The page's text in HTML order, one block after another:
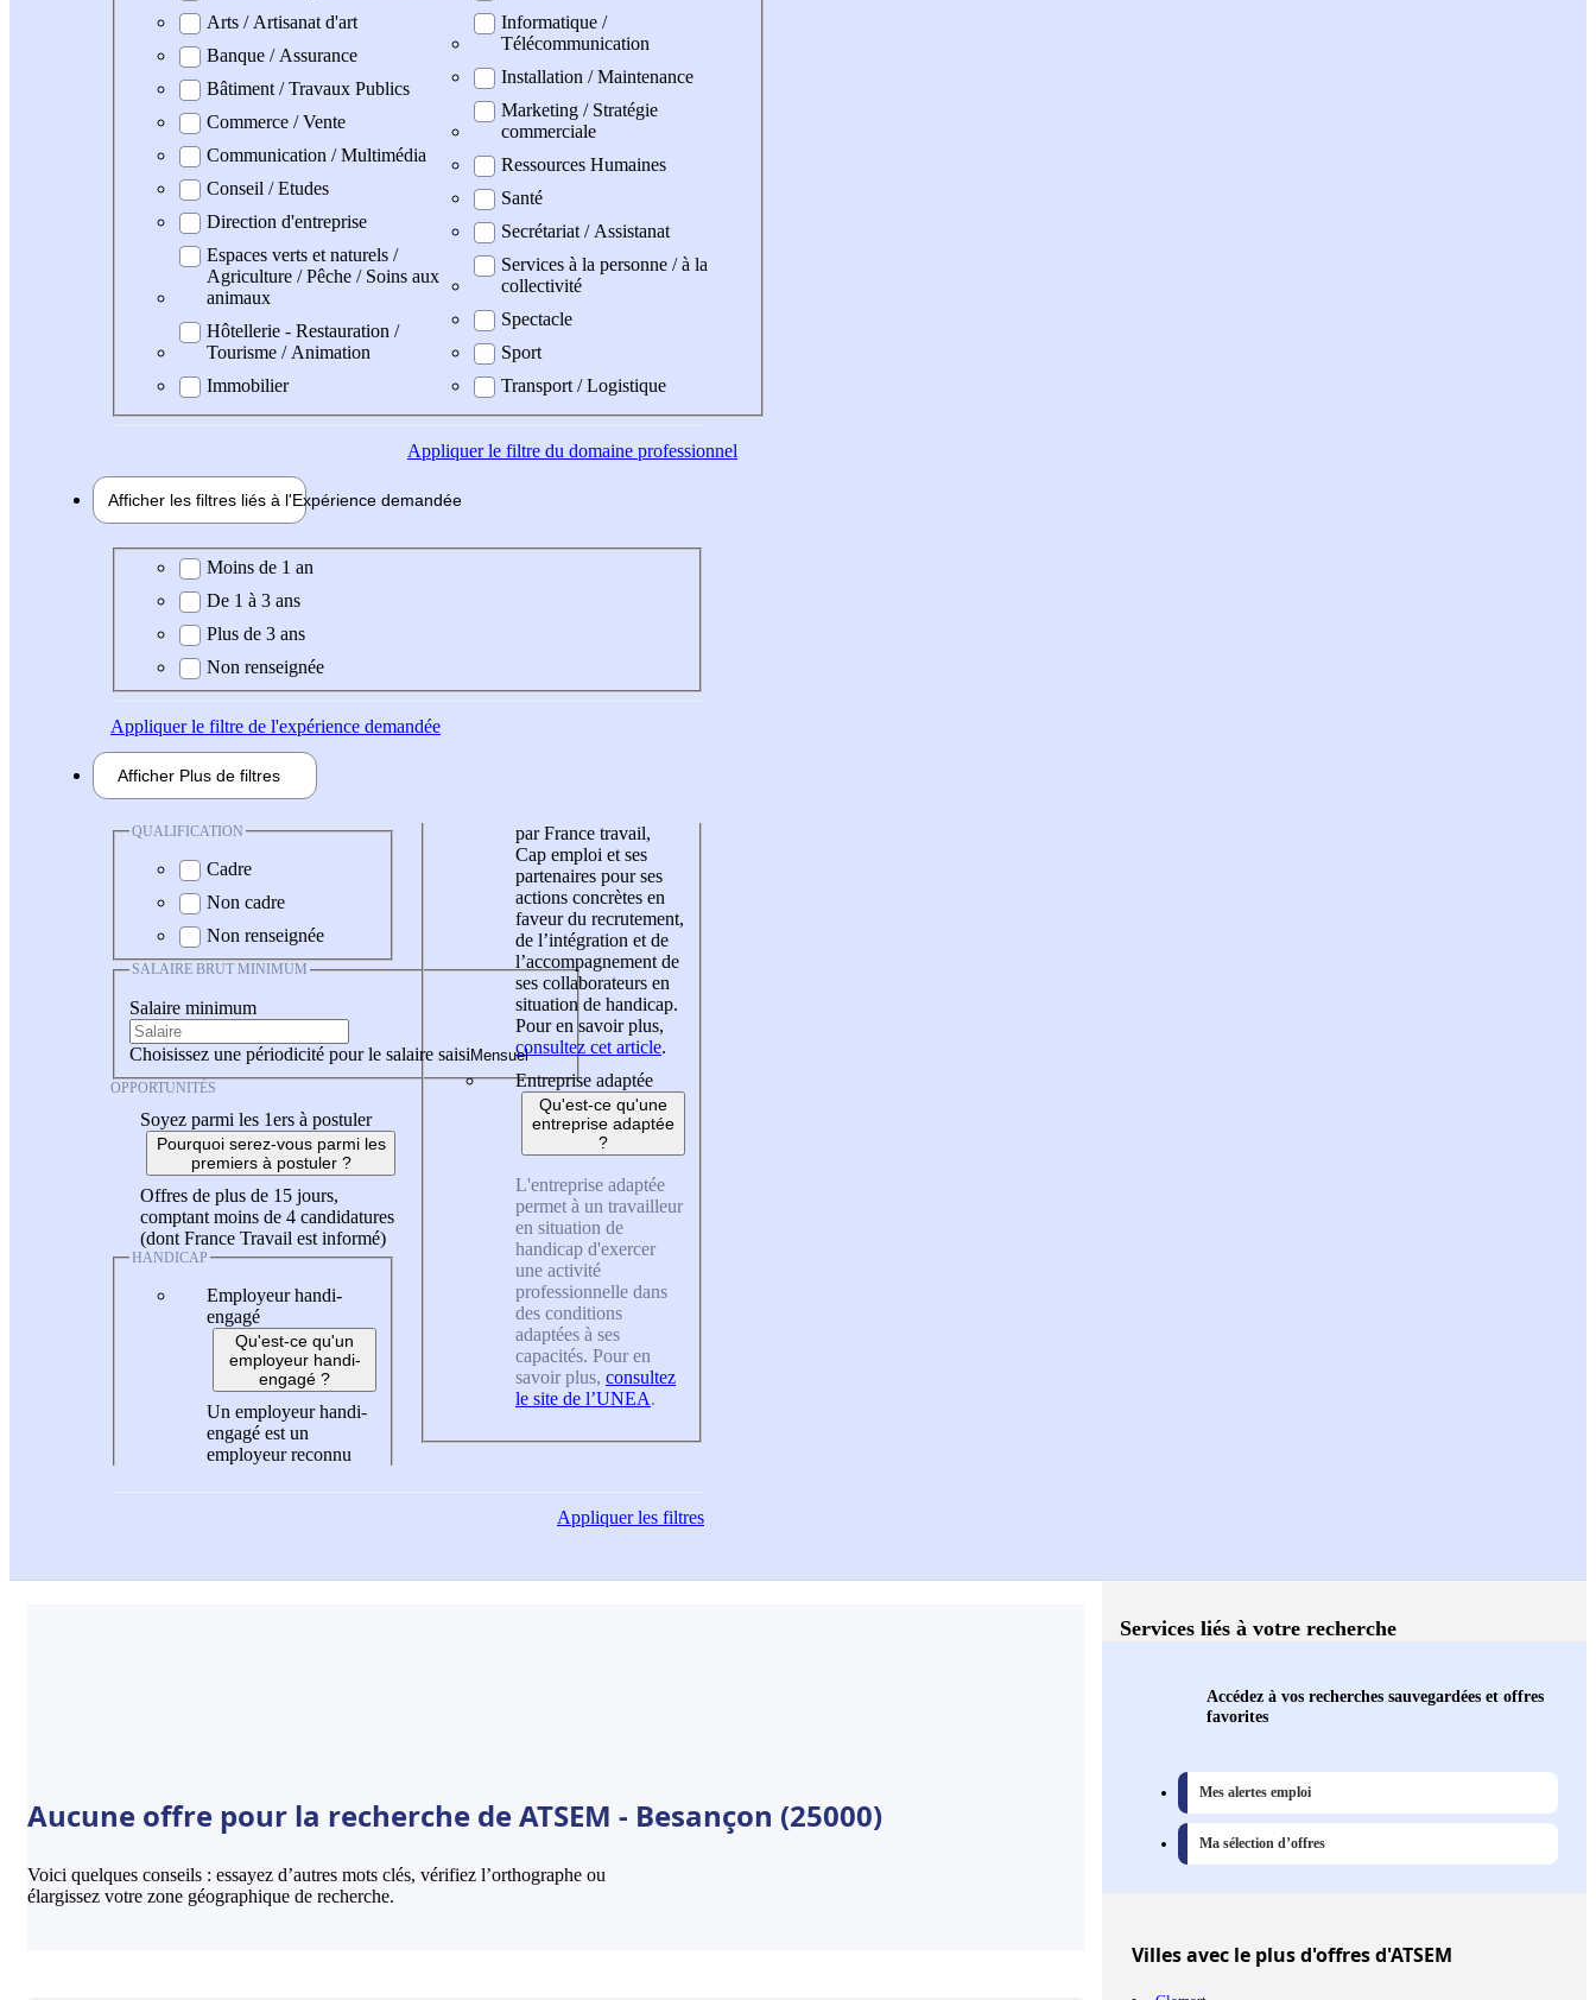
Arts / Artisanat d'art
Banque / Assurance
Bâtiment / Travaux Publics
Commerce / Vente
Communication / Multimédia
Conseil / Etudes
Direction d'entreprise
Espaces verts et naturels /
Agriculture / Pêche / Soins aux
animaux
Hôtellerie - Restauration /
Tourisme / Animation
Immobilier
Informatique /
Télécommunication
Installation / Maintenance
Marketing / Stratégie
commerciale
Ressources Humaines
Santé
Secrétariat / Assistanat
Services à la personne / à la
collectivité
Spectacle
Sport
Transport / Logistique
Appliquerle filtre du domaine professionnel
Afficher les filtres liés à l'Expérience demandée
Expérience demandée
Moins de 1 an
De 1 à 3 ans
Plus de 3 ans
Non renseignée
Appliquerle filtre de l'expérience demandée
Afficher Plus de filtres
QUALIFICATION
Cadre
Non cadre
Non renseignée
SALAIRE BRUT MINIMUM
Salaire minimum
Choisissez une périodicité pour le salaire saisi
OPPORTUNITÉS
Soyez parmi les 1ers à postuler
Pourquoi serez-vous parmi les
premiers à postuler ?
Offres de plus de 15 jours,
comptant moins de 4 candidatures
(dont France Travail est informé)
HANDICAP
Employeur handi-
engagé
Qu'est-ce qu'un
employeur handi-
engagé ?
Un employeur handi-
engagé est un
employeur reconnu
par France travail,
Cap emploi et ses
partenaires pour ses
actions concrètes en
faveur du recrutement,
de l’intégration et de
l’accompagnement de
ses collaborateurs en
situation de handicap.
Pour en savoir plus,
consultez cet article.
Entreprise adaptée
Qu'est-ce qu'une
entreprise adaptée
?
L'entreprise adaptée
permet à un travailleur
en situation de
handicap d'exercer
une activité
professionnelle dans
des conditions
adaptées à ses
capacités. Pour en
savoir plus, consultez
le site de l’UNEA.
Appliquerles filtres
Aucune offre pour la recherche de ATSEM - Besançon (25000)
Voici quelques conseils : essayez d’autres mots clés, vérifiez l’orthographe ou
élargissez votre zone géographique de recherche.
Services liés à votre recherche
Accédez à vos recherches sauvegardées et offres
favorites
Mes alertes emploi
Ma sélection d’offres
Villesavec le plus d'offres d'ATSEM